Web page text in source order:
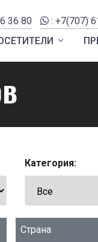
36 80 : +7(707)
Категория:
Страна